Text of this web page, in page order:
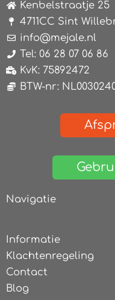
Kenbelstraatje 25
4711CC Sint
info@mejale.nl
Tel: 06 28 07 06 86
KvK: 75892472
BTW-nr:
Navigatie
Informatie
Klachtenregeling
Contact
Blog